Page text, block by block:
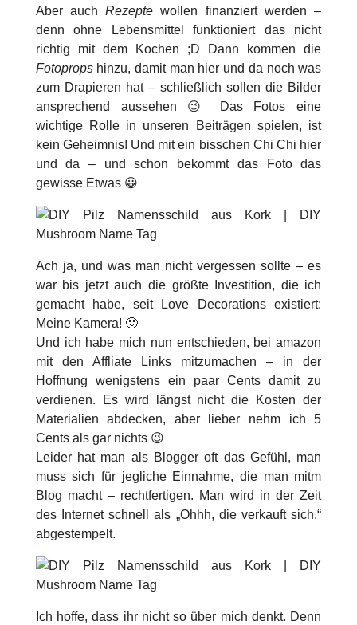
Aber auchRezepte wollen finanziert werden –
denn ohne Lebensmittel funktioniert das nicht
richtig mit dem Kochen ;D Dann kommen die
Fotopropshinzu, damit man hier und da noch was
zum Drapieren hat – schließlich sollen die Bilder
ansprechend aussehen 😉 Das Fotos eine
wichtige Rolle in unseren Beiträgen spielen, ist
kein Geheimnis! Und mit ein bisschen Chi Chi hier
und da – und schon bekommt das Foto das
gewisse Etwas 😀
Ach ja, und was man nicht vergessen sollte – es
war bis jetzt auch die größte Investition, die ich
gemacht habe, seit Love Decorations existiert:
Meine Kamera! 🙂
Und ich habe mich nun entschieden, bei amazon
mit den Affliate Links mitzumachen – in der
Hoffnung wenigstens ein paar Cents damit zu
verdienen. Es wird längst nicht die Kosten der
Materialien abdecken, aber lieber nehm ich 5
Cents als gar nichts 😉
Leider hat man als Blogger oft das Gefühl, man
muss sich für jegliche Einnahme, die man mitm
Blog macht – rechtfertigen. Man wird in der Zeit
des Internet schnell als „Ohhh, die verkauft sich.“
abgestempelt.
Ich hoffe, dass ihr nicht so über mich denkt. Denn